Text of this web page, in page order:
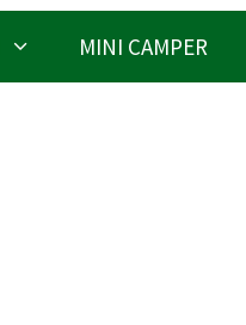
MINI CAMPER